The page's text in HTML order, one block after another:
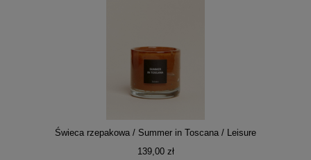
Świeca rzepakowa / Summer in Toscana / Leisure
139,00 zł